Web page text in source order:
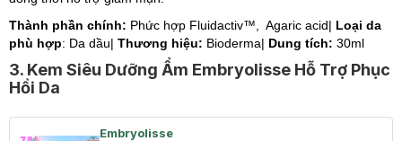
Thành phần chính: Phức hợp Fluidactiv™, Agaric acid| Loại da
phù hợp: Da dầu| Thương hiệu: Bioderma| Dung tích: 30ml
3. Kem Siêu Dưỡng Ẩm Embryolisse Hỗ Trợ Phục
Hồi Da
Embryolisse